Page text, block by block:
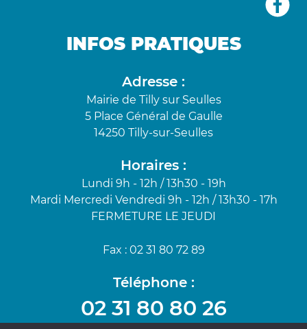
INFOS PRATIQUES
Adresse :
Mairie de Tilly sur Seulles
5 Place Général de Gaulle
14250 Tilly-sur-Seulles
Horaires :
Lundi 9h - 12h / 13h30 - 19h
Mardi Mercredi Vendredi 9h - 12h / 13h30 - 17h
FERMETURE LE JEUDI
Fax : 02 31 80 72 89
Téléphone :
02 31 80 80 26